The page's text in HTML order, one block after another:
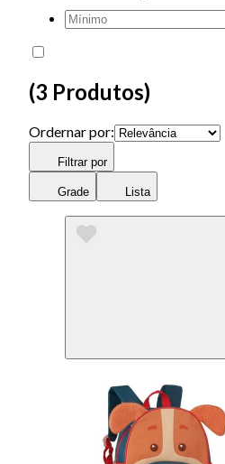
(3 Produtos)
Ordernar por:
Filtrar por
Grade Lista